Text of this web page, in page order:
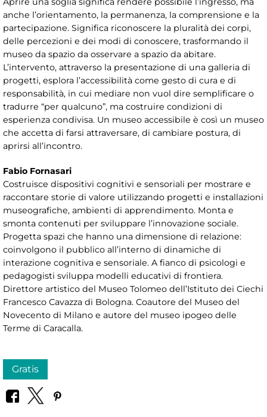
anche l’orientamento, la permanenza, la comprensione e la
partecipazione. Significa riconoscere la pluralità dei corpi,
delle percezioni e dei modi di conoscere, trasformando il
museo da spazio da osservare a spazio da abitare.
L’intervento, attraverso la presentazione di una galleria di
progetti, esplora l’accessibilità come gesto di cura e di
responsabilità, in cui mediare non vuol dire semplificare o
tradurre “per qualcuno”, ma costruire condizioni di
esperienza condivisa. Un museo accessibile è così un museo
che accetta di farsi attraversare, di cambiare postura, di
aprirsi all’incontro.
Fabio Fornasari
Costruisce dispositivi cognitivi e sensoriali per mostrare e
raccontare storie di valore utilizzando progetti e installazioni
museografiche, ambienti di apprendimento. Monta e
smonta contenuti per sviluppare l’innovazione sociale.
Progetta spazi che hanno una dimensione di relazione:
coinvolgono il pubblico all’interno di dinamiche di
interazione cognitiva e sensoriale. A fianco di psicologi e
pedagogisti sviluppa modelli educativi di frontiera.
Direttore artistico del Museo Tolomeo dell’Istituto dei Ciechi
Francesco Cavazza di Bologna. Coautore del Museo del
Novecento di Milano e autore del museo ipogeo delle
Terme di Caracalla.
Gratis